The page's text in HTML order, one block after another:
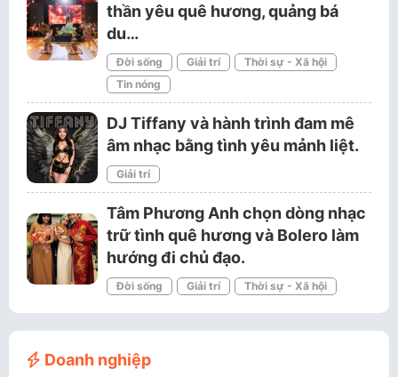
thần yêu quê hương, quảng bá
du…
Đời sống Giải trí
Thời sự - Xã hội
Tin nóng
DJ Tiffany và hành trình đam mê
âm nhạc bằng tình yêu mảnh liệt.
Giải trí
Tâm Phương Anh chọn dòng nhạc
trữ tình quê hương và Bolero làm
hướng đi chủ đạo.
Đời sống Giải trí Thời sự - Xã hội
Doanh nghiệp